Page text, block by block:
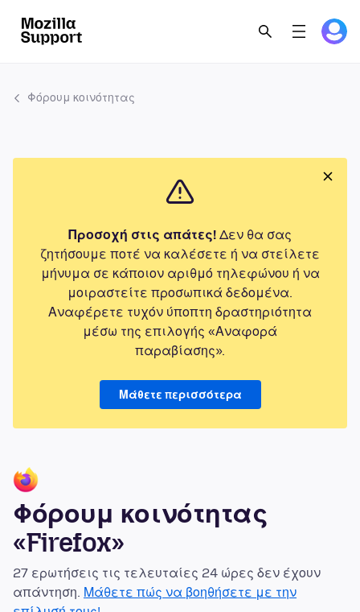
Φόρουμ κοινότητας
Προσοχή στις απάτες! Δεν θα σας
ζητήσουμε ποτέ να καλέσετε ή να στείλετε
μήνυμα σε κάποιον αριθμό τηλεφώνου ή να
μοιραστείτε προσωπικά δεδομένα.
Αναφέρετε τυχόν ύποπτη δραστηριότητα
μέσω της επιλογής «Αναφορά
παραβίασης».
Μάθετε περισσότερα
Φόρουμ κοινότητας
«Firefox»
27 ερωτήσεις τις τελευταίες 24 ώρες δεν έχουν
απάντηση. Μάθετε πώς να βοηθήσετε με την